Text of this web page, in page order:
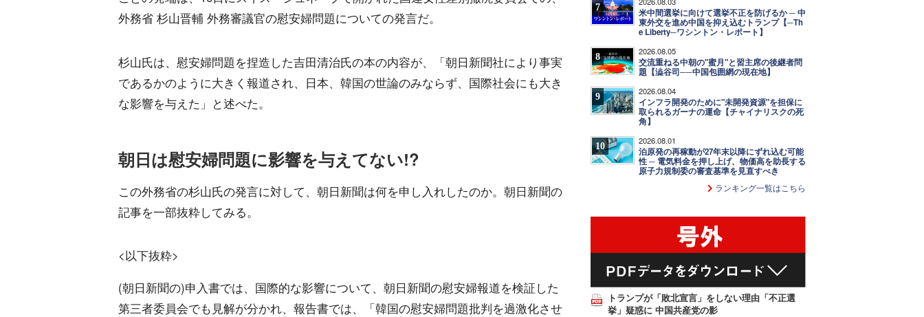
外務省 杉山晋輔 外務審議官の慰安婦問題についての発言だ。
杉山氏は、慰安婦問題を捏造した吉田清治氏の本の内容が、「朝日新聞社により事実
であるかのように大きく報道され、日本、韓国の世論のみならず、国際社会にも大き
な影響を与えた」と述べた。
朝日は慰安婦問題に影響を与えてない!?
この外務省の杉山氏の発言に対して、朝日新聞は何を申し入れしたのか。朝日新聞の
記事を一部抜粋してみる。
<以下抜粋>
(朝日新聞の)申入書では、国際的な影響について、朝日新聞の慰安婦報道を検証した
第三者委員会でも見解が分かれ、報告書では、「韓国の慰安婦問題批判を過激化させ
7
米中間選挙に向けて選挙不正を防げるか ─ 中
東外交を進め中国を抑え込むトランプ【─Th
e Liberty─ワシントン・レポート】
8 2026.08.05
交流重ねる中朝の"蜜月"と習主席の後継者問
題【澁谷司──中国包囲網の現在地】
9 2026.08.04
インフラ開発のために"未開発資源"を担保に
取られるガーナの運命【チャイナリスクの死
角】
10 2026.08.01
泊原発の再稼動が27年末以降にずれ込む可能
性 ─ 電気料金を押し上げ、物価高を助長する
原子力規制委の審査基準を見直すべき
ランキング一覧はこちら
トランプが「敗北宣言」をしない理由「不正選
挙」疑惑に 中国共産党の影